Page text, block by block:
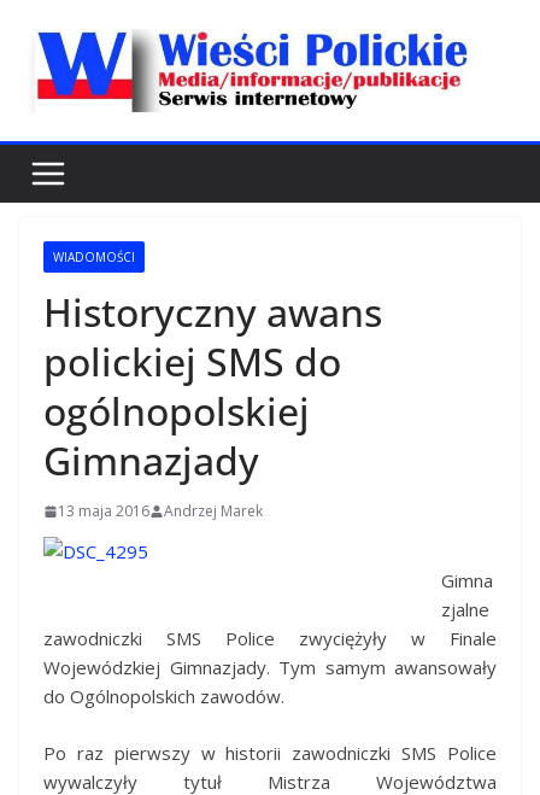
WIADOMOŚCI
Historyczny awans
polickiej SMS do
ogólnopolskiej
Gimnazjady
13 maja 2016 Andrzej Marek
Gimna
zjalne
zawodniczki SMS Police zwyciężyły w Finale
Wojewódzkiej Gimnazjady. Tym samym awansowały
do Ogólnopolskich zawodów.
Po raz pierwszy w historii zawodniczki SMS Police
wywalczyły tytuł Mistrza Województwa